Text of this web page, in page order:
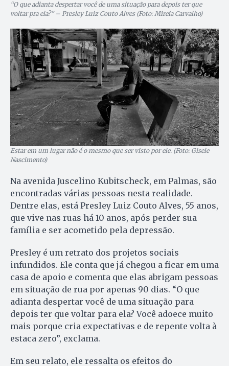
“O que adianta despertar você de uma situação para depois ter que
voltar pra ela?” – Presley Luiz Couto Alves (Foto: Mireia Carvalho)
Estar em um lugar não é o mesmo que ser visto por ele. (Foto: Gisele
Nascimento)
Na avenida Juscelino Kubitscheck, em Palmas, são
encontradas várias pessoas nesta realidade.
Dentre elas, está Presley Luiz Couto Alves, 55 anos,
que vive nas ruas há 10 anos, após perder sua
família e ser acometido pela depressão.
Presley é um retrato dos projetos sociais
infundidos. Ele conta que já chegou a ficar em uma
casa de apoio e comenta que elas abrigam pessoas
em situação de rua por apenas 90 dias. “O que
adianta despertar você de uma situação para
depois ter que voltar para ela? Você adoece muito
mais porque cria expectativas e de repente volta à
estaca zero”, exclama.
Em seu relato, ele ressalta os efeitos do